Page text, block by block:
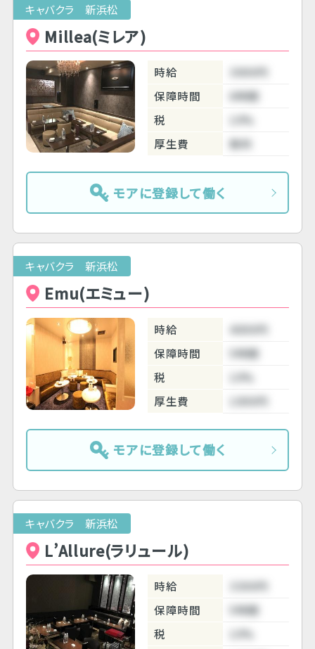
キャバクラ 新浜松
Millea(ミレア)
時給
3000円
保障時間
6時間
税
10%
厚生費
無料
モアに登録して働く
キャバクラ 新浜松
Emu(エミュー)
時給
4000円
保障時間
5時間
税
10%
厚生費
1000円
モアに登録して働く
キャバクラ 新浜松
L’Allure(ラリュール)
時給
3300円
保障時間
5時間
税
10%